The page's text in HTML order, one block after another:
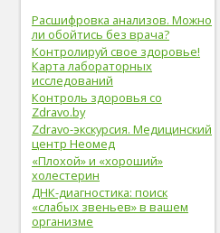
Расшифровка анализов. Можно
ли обойтись без врача?
Контролируй свое здоровье!
Карта лабораторных
исследований
Контроль здоровья со
Zdravo.by
Zdravo-экскурсия. Медицинский
центр Неомед
«Плохой» и «хороший»
холестерин
ДНК-диагностика: поиск
«слабых звеньев» в вашем
организме